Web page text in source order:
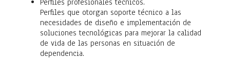
Perfiles que otorgan soporte técnico a las
necesidades de diseño e implementación de
soluciones tecnológicas para mejorar la calidad
de vida de las personas en situación de
dependencia.